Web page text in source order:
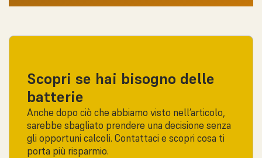
Scopri se hai bisogno delle
batterie
Anche dopo ciò che abbiamo visto nell’articolo,
sarebbe sbagliato prendere una decisione senza
gli opportuni calcoli. Contattaci e scopri cosa ti
porta più risparmio.